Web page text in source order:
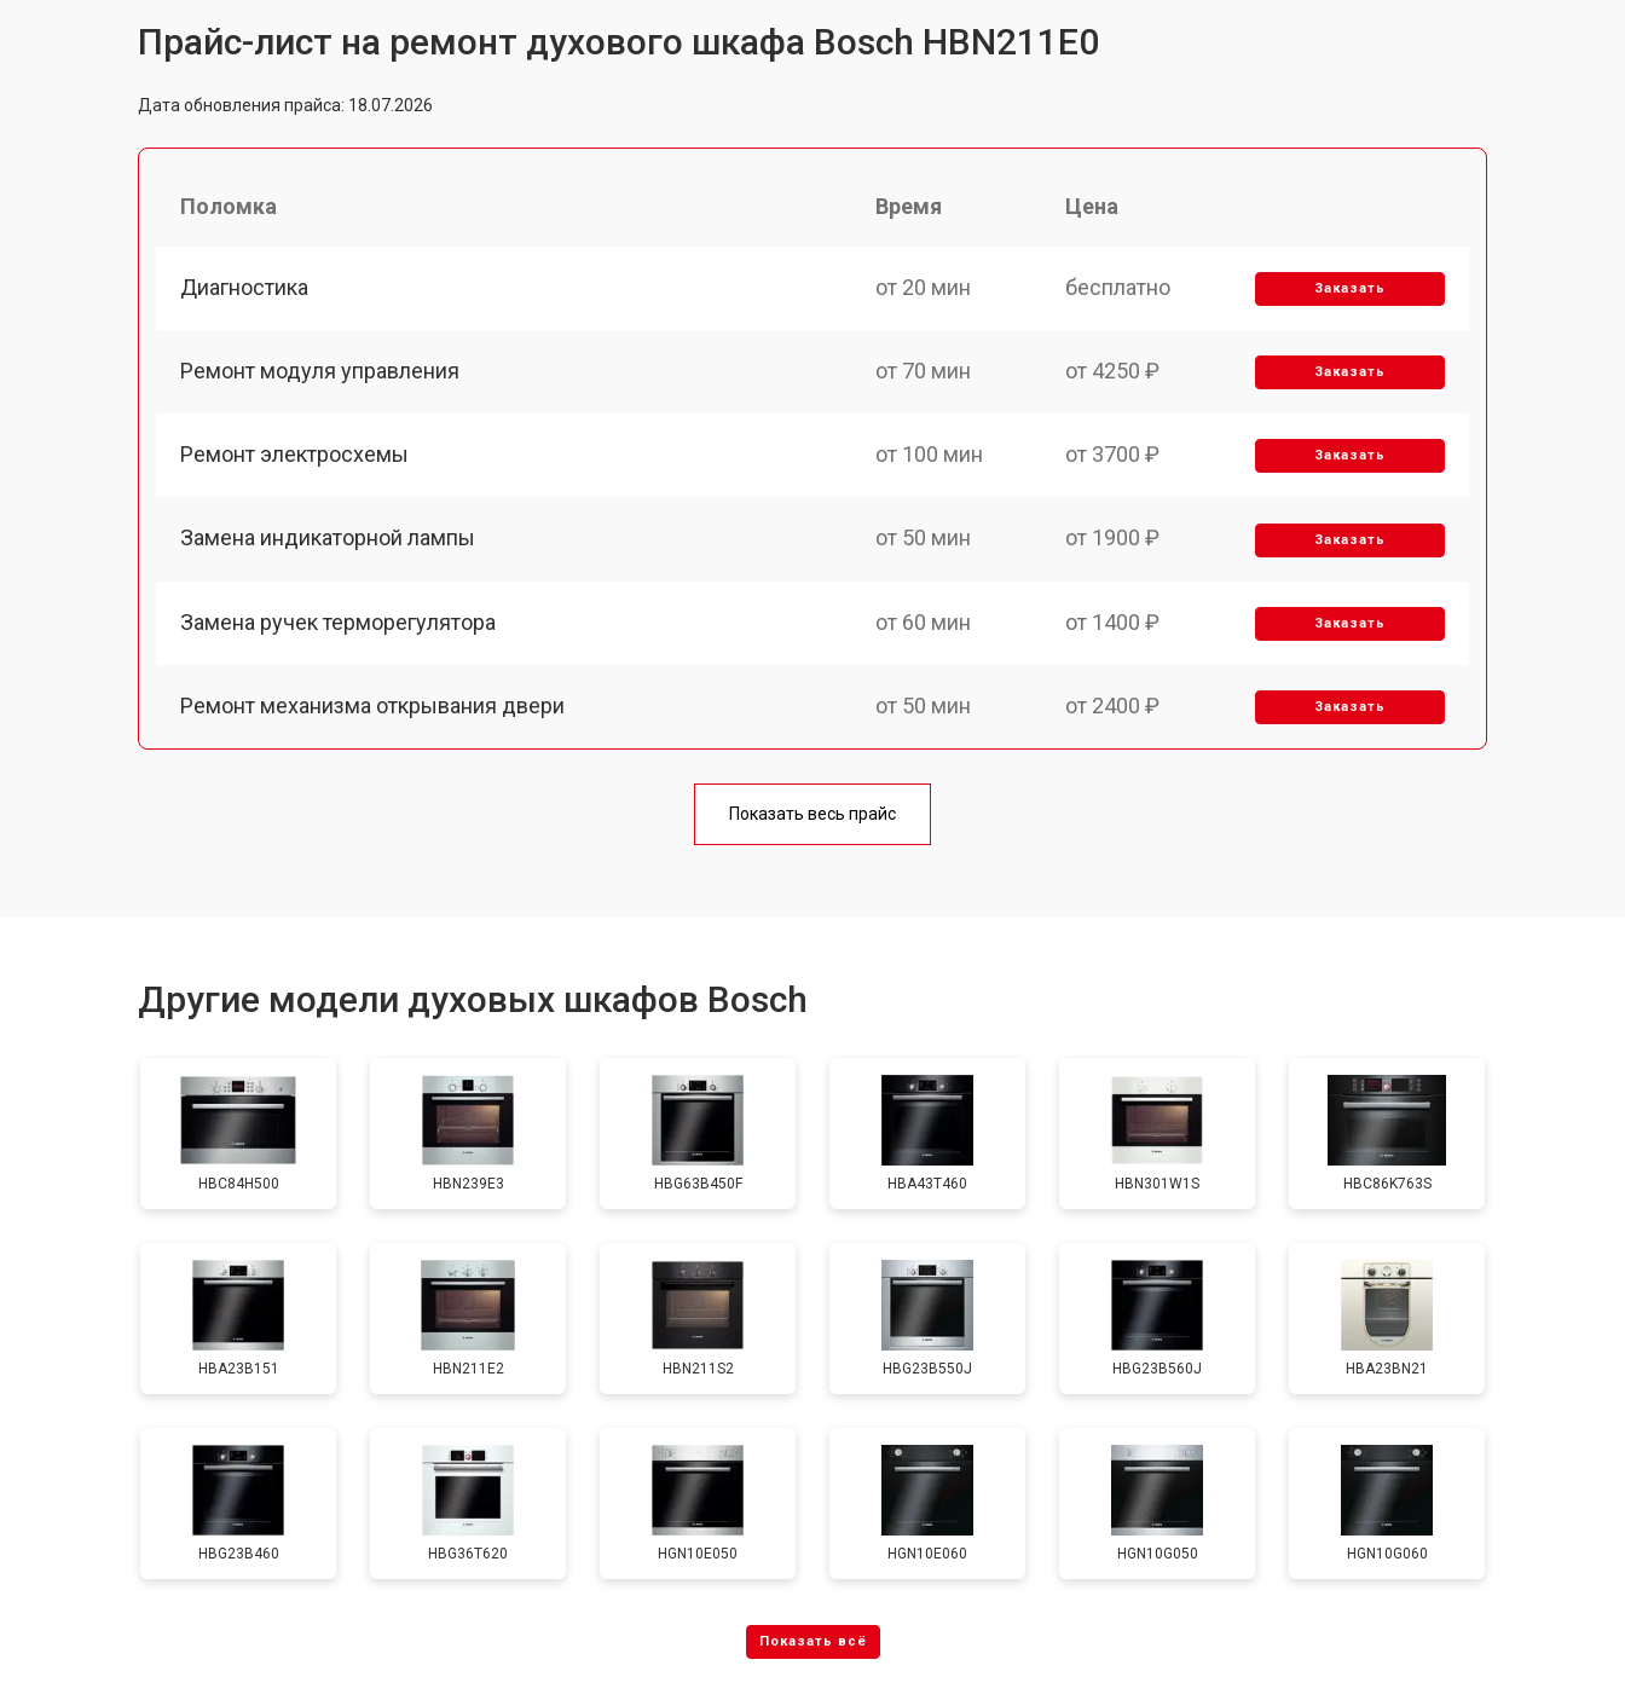
Прайс-лист на ремонт духового шкафа Bosch HBN211E0
Дата обновления прайса: 18.07.2026
Поломка Время Цена
Диагностика от 20 мин бесплатно Заказать
Ремонт модуля управления от 70 мин от 4250 ₽ Заказать
Ремонт электросхемы от 100 мин от 3700 ₽ Заказать
Замена индикаторной лампы от 50 мин от 1900 ₽ Заказать
Замена ручек терморегулятора от 60 мин от 1400 ₽ Заказать
Ремонт механизма открывания двери от 50 мин от 2400 ₽ Заказать
от 90 мин
Замена панели управления от 120 мин
Показать весь прайс
Другие модели духовых шкафов Bosch
HBC84H500 HBN239E3 HBG63B450F HBA43T460 HBN301W1S HBC86K763S
HBA23B151 HBN211E2 HBN211S2 HBG23B550J HBG23B560J HBA23BN21
HBG23B460 HBG36T620 HGN10E050 HGN10E060 HGN10G050 HGN10G060